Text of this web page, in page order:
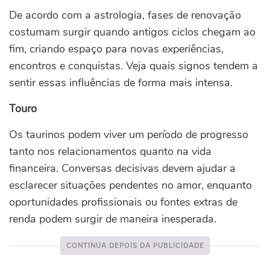
De acordo com a astrologia, fases de renovação
costumam surgir quando antigos ciclos chegam ao
fim, criando espaço para novas experiências,
encontros e conquistas. Veja quais signos tendem a
sentir essas influências de forma mais intensa.
Touro
Os taurinos podem viver um período de progresso
tanto nos relacionamentos quanto na vida
financeira. Conversas decisivas devem ajudar a
esclarecer situações pendentes no amor, enquanto
oportunidades profissionais ou fontes extras de
renda podem surgir de maneira inesperada.